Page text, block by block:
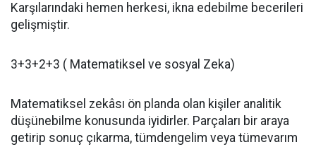
Karşılarındaki hemen herkesi, ikna edebilme becerileri
gelişmiştir.
3+3+2+3 ( Matematiksel ve sosyal Zeka)
Matematiksel zekâsı ön planda olan kişiler analitik
düşünebilme konusunda iyidirler. Parçaları bir araya
getirip sonuç çıkarma, tümdengelim veya tümevarım